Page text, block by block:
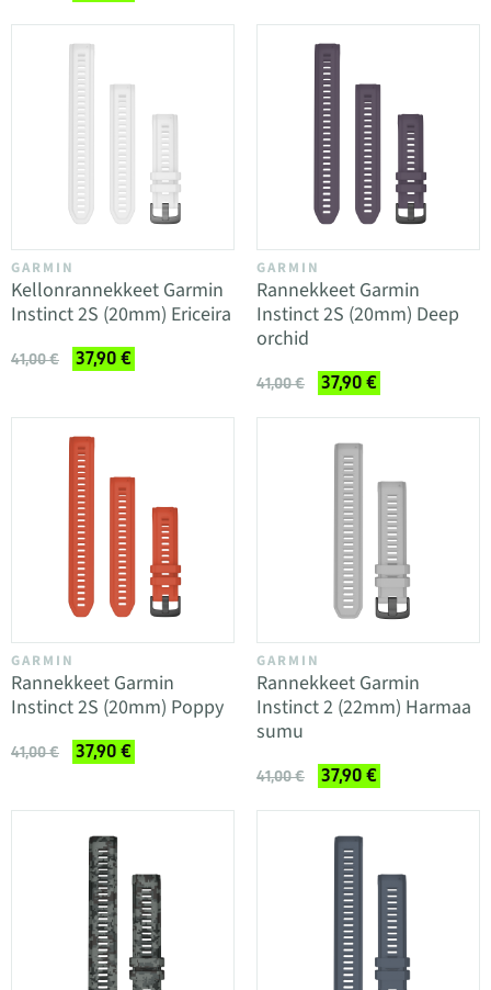
GARMIN
Kellonrannekkeet Garmin
Instinct 2S (20mm) Ericeira
41,00 € 37,90 €
GARMIN
Rannekkeet Garmin
Instinct 2S (20mm) Deep
orchid
41,00 € 37,90 €
GARMIN
Rannekkeet Garmin
Instinct 2S (20mm) Poppy
41,00 € 37,90 €
GARMIN
Rannekkeet Garmin
Instinct 2 (22mm) Harmaa
sumu
41,00 € 37,90 €